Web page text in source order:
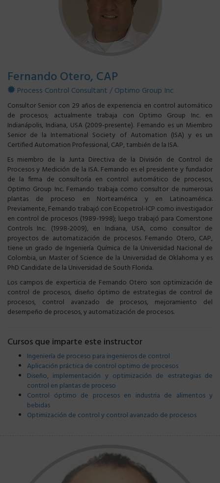
Fernando Otero, CAP
Process Control Consultant / Optimo Group Inc
Consultor Senior con 29 años de experiencia en control automático
de procesos; actualmente trabaja con Optimo Group Inc. en
Indianápolis, Indiana, USA (2009-presente). Fernando es un Miembro
Senior de la International Society of Automation (ISA) y es un
Certified Automation Professional, CAP, también de la ISA.
Es miembro de la Junta Directiva de la División de Control de
Procesos y Medición de la ISA. Fernando es el presidente y fundador
de la firma de consultoría en control automático de procesos,
Optimo Group Inc. Fernando trabaja como consultor de numerosas
plantas de proceso en Norteamérica y en Latinoamérica.
Previamente, Fernando trabajó con Ecopetrol-ICP como investigador
en control de procesos (1989-1998); luego trabajó para Cornerstone
Controls Inc. (1998-2009), en Indiana, USA, como consultor de
proyectos de automatización de procesos. Fernando Otero, CAP,
tiene un grado de Ingeniería Química de la Universidad Nacional de
Colombia, un Master of Science de la Universidad de Oklahoma y es
PhD Candidate de la Universidad de South Florida.
Los campos de experticia de Fernando Otero son optimización de
control de procesos, diseño óptimo de estrategias de control de
procesos, control avanzado de procesos, mejoramiento del
desempeño de procesos, y automatización de procesos.
Cursos que imparte este instructor
Ingeniería de proceso para ingenieros de control
Aplicación práctica de control optimo de procesos
Diseño, implementación y optimización de estrategias de
control en plantas de proceso
Control óptimo de procesos en industria de alimentos y
bebidas
Optimización de control y control avanzado de procesos